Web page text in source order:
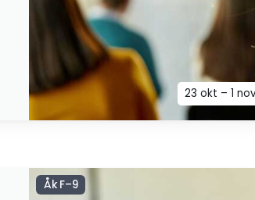
23 okt – 1
Åk F–9